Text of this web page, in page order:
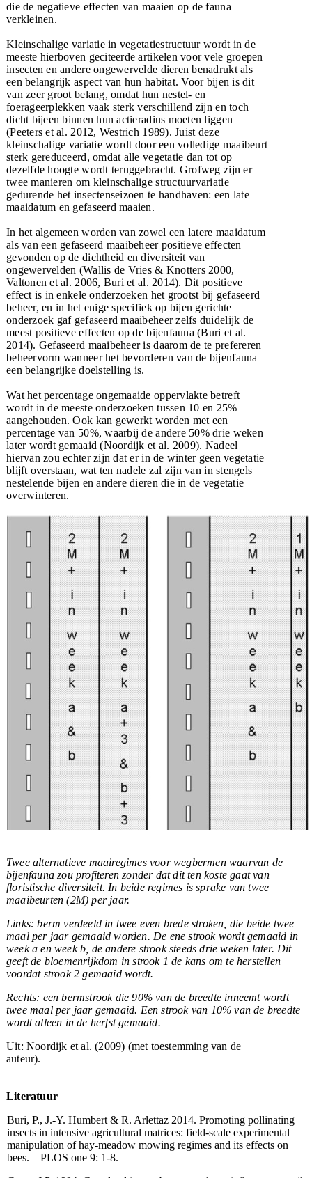
die de negatieve effecten van maaien op de fauna
verkleinen.
Kleinschalige variatie in vegetatiestructuur wordt in de
meeste hierboven geciteerde artikelen voor vele groepen
insecten en andere ongewervelde dieren benadrukt als
een belangrijk aspect van hun habitat. Voor bijen is dit
van zeer groot belang, omdat hun nestel- en
foerageerplekken vaak sterk verschillend zijn en toch
dicht bijeen binnen hun actieradius moeten liggen
(Peeters et al. 2012, Westrich 1989). Juist deze
kleinschalige variatie wordt door een volledige maaibeurt
sterk gereduceerd, omdat alle vegetatie dan tot op
dezelfde hoogte wordt teruggebracht. Grofweg zijn er
twee manieren om kleinschalige structuurvariatie
gedurende het insectenseizoen te handhaven: een late
maaidatum en gefaseerd maaien.
In het algemeen worden van zowel een latere maaidatum
als van een gefaseerd maaibeheer positieve effecten
gevonden op de dichtheid en diversiteit van
ongewervelden (Wallis de Vries & Knotters 2000,
Valtonen et al. 2006, Buri et al. 2014). Dit positieve
effect is in enkele onderzoeken het grootst bij gefaseerd
beheer, en in het enige specifiek op bijen gerichte
onderzoek gaf gefaseerd maaibeheer zelfs duidelijk de
meest positieve effecten op de bijenfauna (Buri et al.
2014). Gefaseerd maaibeheer is daarom de te prefereren
beheervorm wanneer het bevorderen van de bijenfauna
een belangrijke doelstelling is.
Wat het percentage ongemaaide oppervlakte betreft
wordt in de meeste onderzoeken tussen 10 en 25%
aangehouden. Ook kan gewerkt worden met een
percentage van 50%, waarbij de andere 50% drie weken
later wordt gemaaid (Noordijk et al. 2009). Nadeel
hiervan zou echter zijn dat er in de winter geen vegetatie
blijft overstaan, wat ten nadele zal zijn van in stengels
nestelende bijen en andere dieren die in de vegetatie
overwinteren.
Twee alternatieve maairegimes voor wegbermen waarvan de
bijenfauna zou profiteren zonder dat dit ten koste gaat van
floristische diversiteit. In beide regimes is sprake van twee
maaibeurten (2M) per jaar.
Links: berm verdeeld in twee even brede stroken, die beide twee
maal per jaar gemaaid worden. De ene strook wordt gemaaid in
week a en week b, de andere strook steeds drie weken later. Dit
geeft de bloemenrijkdom in strook 1 de kans om te herstellen
voordat strook 2 gemaaid wordt.
Rechts: een bermstrook die 90% van de breedte inneemt wordt
twee maal per jaar gemaaid. Een strook van 10% van de breedte
wordt alleen in de herfst gemaaid.
Uit: Noordijk et al. (2009) (met toestemming van de
auteur).
Literatuur
Buri, P., J.-Y. Humbert & R. Arlettaz 2014. Promoting pollinating
insects in intensive agricultural matrices: field-scale experimental
manipulation of hay-meadow mowing regimes and its effects on
bees. – PLOS one 9: 1-8.